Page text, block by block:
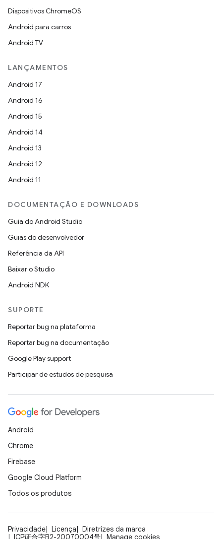
Dispositivos ChromeOS
Android para carros
Android TV
LANÇAMENTOS
Android 17
Android 16
Android 15
Android 14
Android 13
Android 12
Android 11
DOCUMENTAÇÃO E DOWNLOADS
Guia do Android Studio
Guias do desenvolvedor
Referência da API
Baixar o Studio
Android NDK
SUPORTE
Reportar bug na plataforma
Reportar bug na documentação
Google Play support
Participar de estudos de pesquisa
Android
Chrome
Firebase
Google Cloud Platform
Todos os produtos
Privacidade Licença
Diretrizes da marca
ICP证合字B2-20070004号
Manage cookies